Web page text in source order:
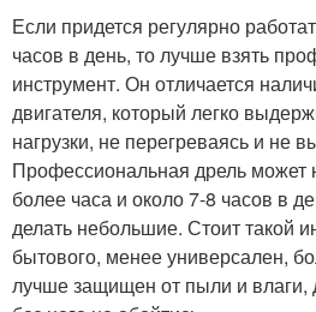
Если придется регулярно
часов в день, то лучше взять
инструмент. Он отличается
двигателя, который легко
нагрузки, не перегреваясь и не
Профессиональная дрель может
более часа и около 7-8 часов в
делать небольшие. Стоит такой
бытового, менее универсален,
лучше защищен от пыли и влаги,